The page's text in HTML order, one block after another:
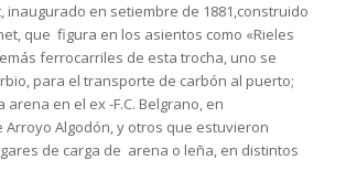
inaugurado en setiembre de 1881,construido
que figura en los asientos como «Rieles
ferrocarriles de esta trocha, uno se
para el transporte de carbón al puerto;
arena en el ex -F.C. Belgrano, en
Arroyo Algodón, y otros que estuvieron
de carga de arena o leña, en distintos